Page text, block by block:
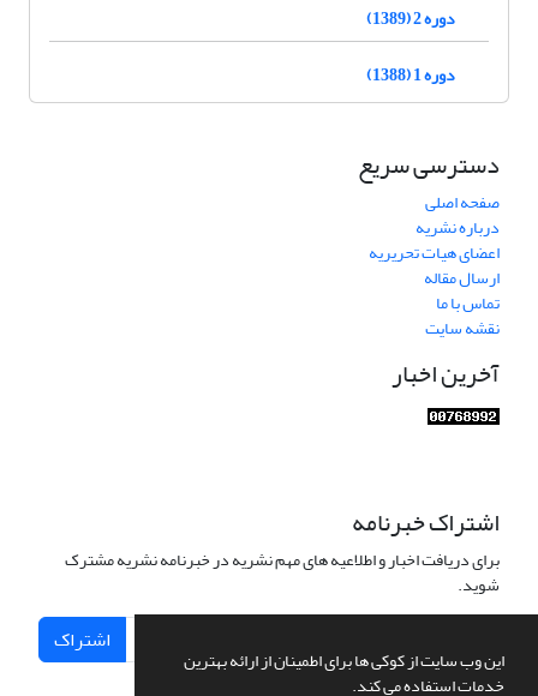
این وب سایت از کوکی ها برای اطمینان از ارائه بهترین
خدمات استفاده می کند.
دوره 2 (1389)
دوره 1 (1388)
دسترسی سریع
صفحه اصلی
درباره نشریه
اعضای هیات تحریریه
ارسال مقاله
تماس با ما
نقشه سایت
آخرین اخبار
اشتراک خبرنامه
برای دریافت اخبار و اطلاعیه های مهم نشریه در خبرنامه نشریه مشترک
شوید.
اشتراک